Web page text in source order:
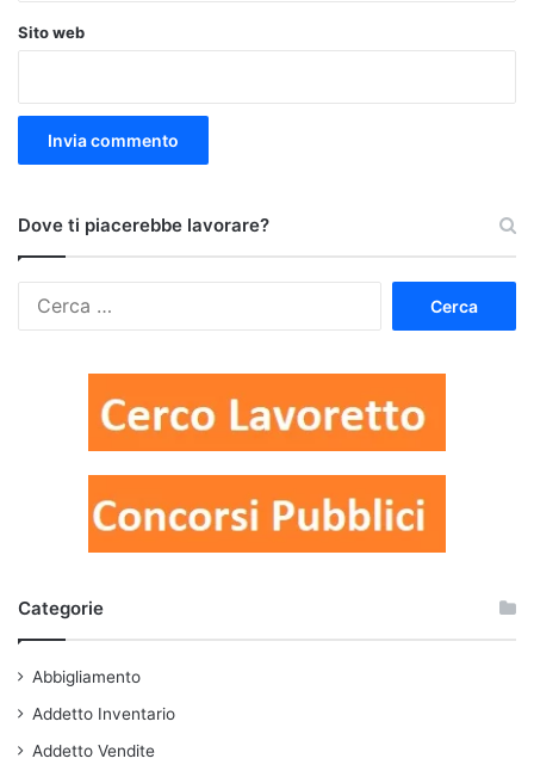
Sito web
Dove ti piacerebbe lavorare?
Categorie
Abbigliamento
Addetto Inventario
Addetto Vendite